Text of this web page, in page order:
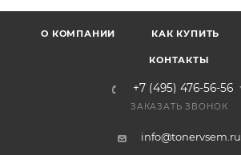
О КОМПАНИИ КАК КУПИТЬ
КОНТАКТЫ
+7 (495) 476-56-56
ЗАКАЗАТЬ ЗВОНОК
info@tonervsem.ru